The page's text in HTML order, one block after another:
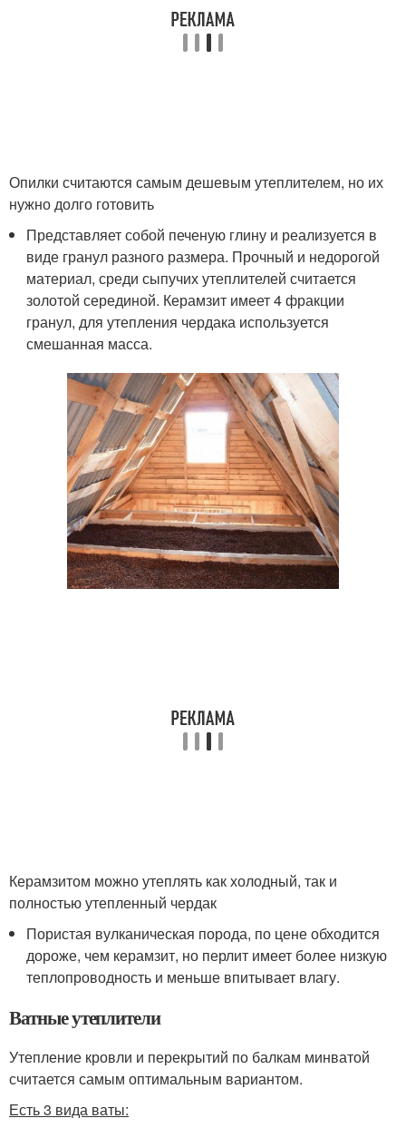
Опилки считаются самым дешевым утеплителем, но их
нужно долго готовить
Представляет собой печеную глину и реализуется в
виде гранул разного размера. Прочный и недорогой
материал, среди сыпучих утеплителей считается
золотой серединой. Керамзит имеет 4 фракции
гранул, для утепления чердака используется
смешанная масса.
Керамзитом можно утеплять как холодный, так и
полностью утепленный чердак
Пористая вулканическая порода, по цене обходится
дороже, чем керамзит, но перлит имеет более низкую
теплопроводность и меньше впитывает влагу.
Ватные утеплители
Утепление кровли и перекрытий по балкам минватой
считается самым оптимальным вариантом.
Есть 3 вида ваты: